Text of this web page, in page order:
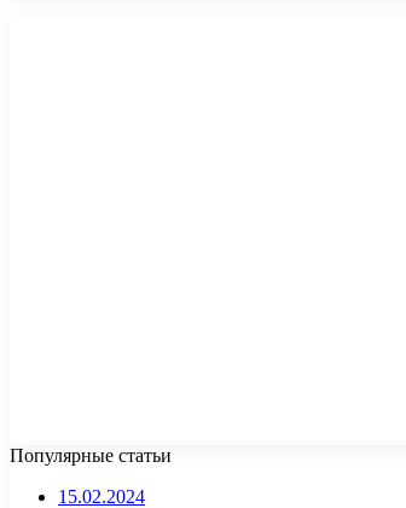
Популярные статьи
15.02.2024